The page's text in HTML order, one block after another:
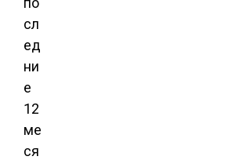
сл
ед
ни
е
12
ме
ся